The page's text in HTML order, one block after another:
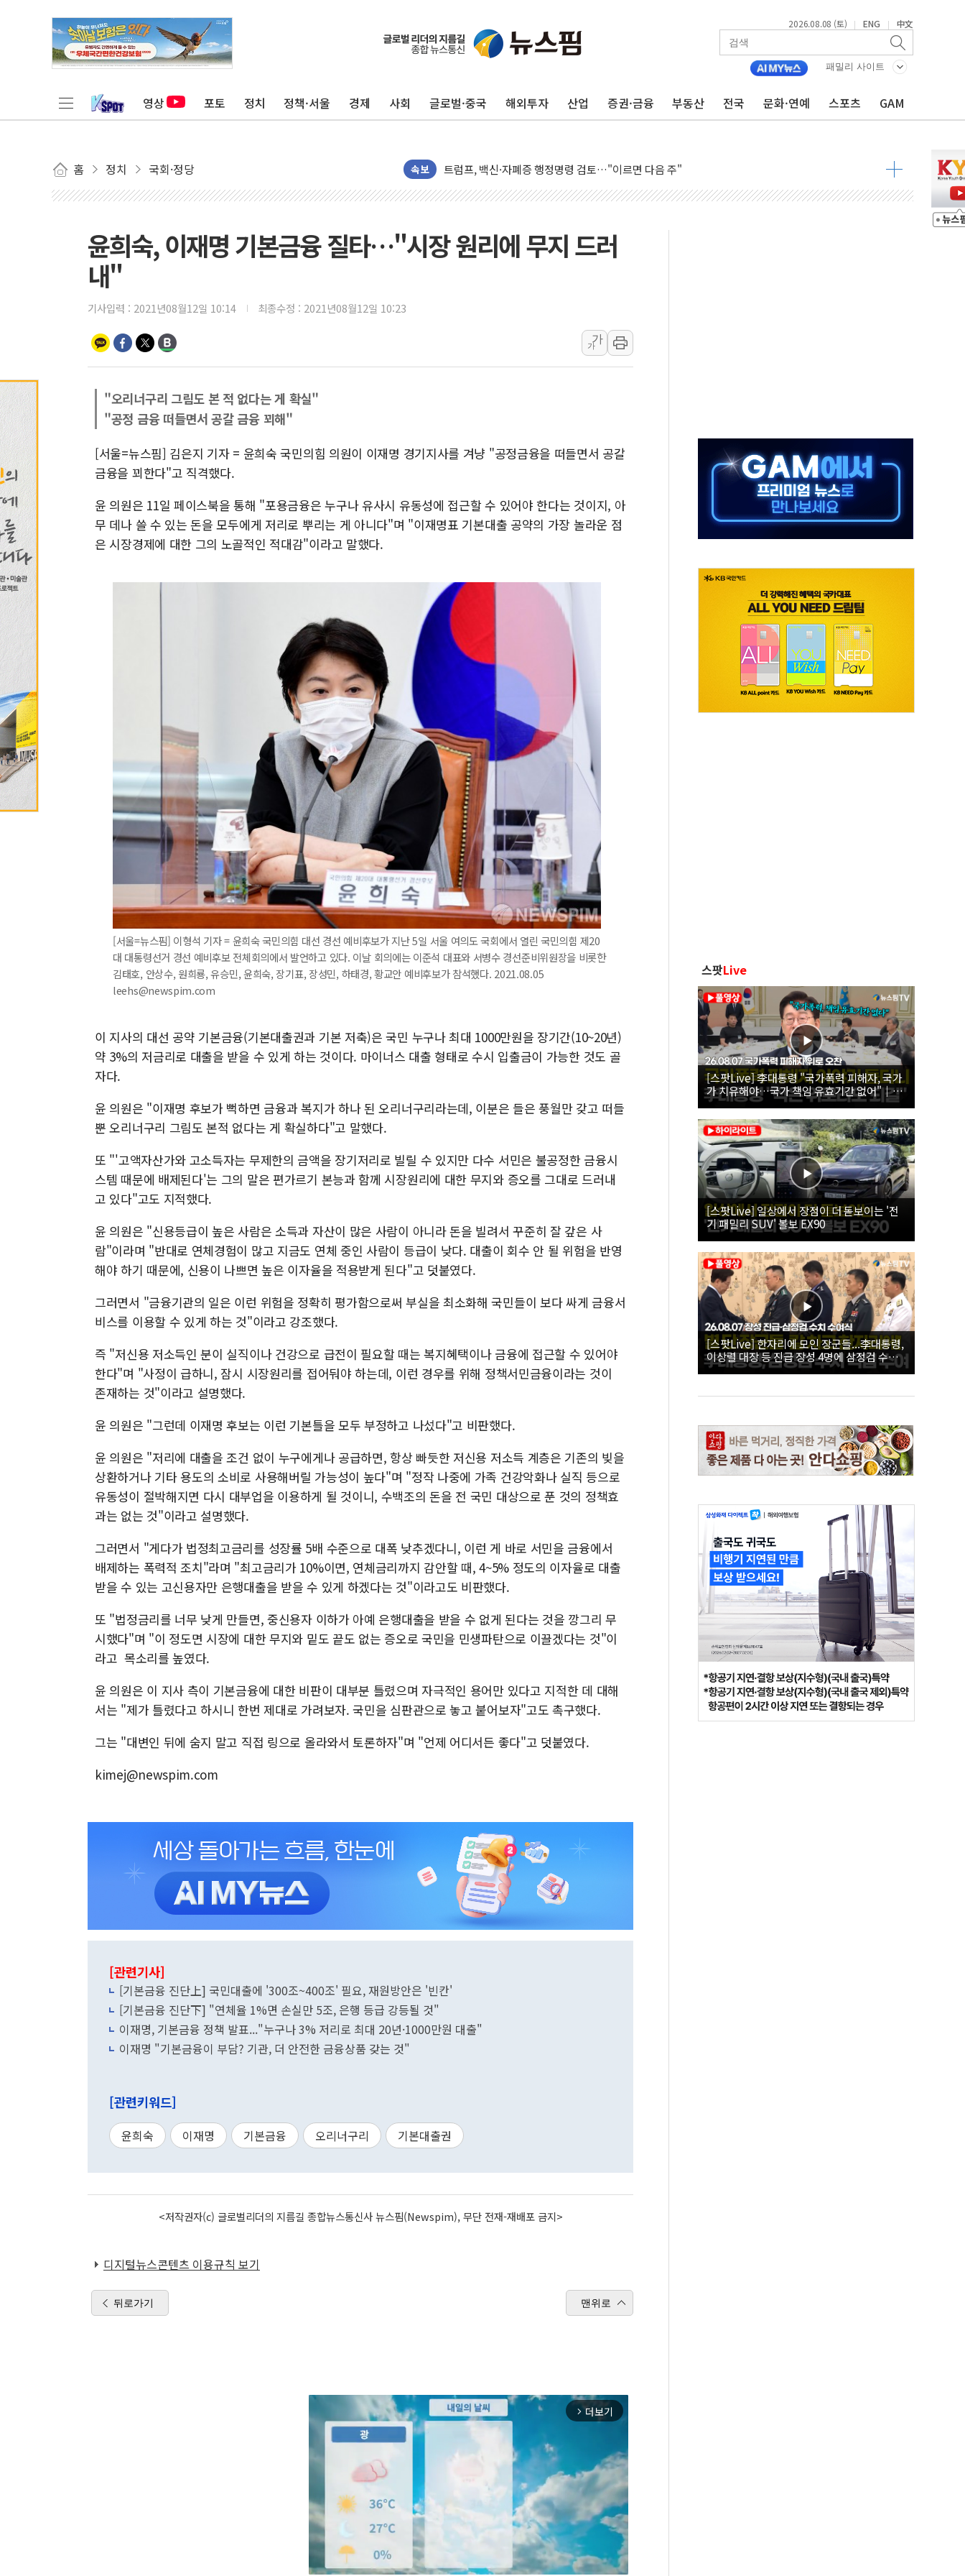
2026.08.08 (토) | ENG | 中文
패밀리 사이트
영상 포토 정치 정책·서울 경제 사회 글로벌·중국 해외투자 산업 증권·금융 부동산 전국 문화·연예 스포츠 GAM
홈 정치 국회·정당 속보
미 연준 매파 기세 꺾이나…고용 감소에 9월 동결 전망 우세
[종합] 이슬람 수니파 3국, '공동방위협정' 체결… 이스라엘·이란 위협에 맞설 자체 억지력 강화
美 항소법원, 백악관 무도회장 공사 중단 명령…트럼프 제동
이란 핵심 원유 수출항 '하르그섬', 최근 1주일 이상 '올스톱'… 美 해상봉쇄 영향
[AI MY 뉴스] 뉴욕 반도체주 프리뷰...美 고용 쇼크에 반도체주 '활짝'
뉴욕증시 프리뷰, 美 고용 쇼크에 금리 인상 우려 후퇴…나스닥 선물 1%대 상승
보훈부, 미 DPAA와 MOU… "6·25 미군 실종자 7359명 끝까지 찾겠다"
트럼프 "금리 내려야"…파월 때와 달리 워시엔 톤 낮춰
트럼프, 中 겨냥 폴리실리콘 관세 15% 부과…美 태양광주 급등
남동발전, 해남군에 국내 최대 규모 400MW 태양광 착공…여의도 1.6배 규모
윤희숙, 이재명 기본금융 질타…"시장 원리에 무지 드러
내"
기사입력 : 2021년08월12일 10:14 최종수정 : 2021년08월12일 10:23
가
가
"오리너구리 그림도 본 적 없다는 게 확실"
"공정 금융 떠들면서 공갈 금융 꾀해"
[서울=뉴스핌] 김은지 기자 = 윤희숙 국민의힘 의원이 이재명 경기지사를 겨냥 "공정금융을 떠들면서 공갈
금융을 꾀한다"고 직격했다.
윤 의원은 11일 페이스북을 통해 "포용금융은 누구나 유사시 유동성에 접근할 수 있어야 한다는 것이지, 아
무 데나 쓸 수 있는 돈을 모두에게 저리로 뿌리는 게 아니다"며 "이재명표 기본대출 공약의 가장 놀라운 점
은 시장경제에 대한 그의 노골적인 적대감"이라고 말했다.
[서울=뉴스핌] 이형석 기자 = 윤희숙 국민의힘 대선 경선 예비후보가 지난 5일 서울 여의도 국회에서 열린 국민의힘 제20
대 대통령선거 경선 예비후보 전체회의에서 발언하고 있다. 이날 회의에는 이준석 대표와 서병수 경선준비위원장을 비롯한
김태호, 안상수, 원희룡, 유승민, 윤희숙, 장기표, 장성민, 하태경, 황교안 예비후보가 참석했다. 2021.08.05
leehs@newspim.com
이 지사의 대선 공약 기본금융(기본대출권과 기본 저축)은 국민 누구나 최대 1000만원을 장기간(10~20년)
약 3%의 저금리로 대출을 받을 수 있게 하는 것이다. 마이너스 대출 형태로 수시 입출금이 가능한 것도 골
자다.
윤 의원은 "이재명 후보가 뻑하면 금융과 복지가 하나 된 오리너구리라는데, 이분은 들은 풍월만 갖고 떠들
뿐 오리너구리 그림도 본적 없다는 게 확실하다"고 말했다.
또 "'고액자산가와 고소득자는 무제한의 금액을 장기저리로 빌릴 수 있지만 다수 서민은 불공정한 금융시
스템 때문에 배제된다'는 그의 말은 편가르기 본능과 함께 시장원리에 대한 무지와 증오를 그대로 드러내
고 있다"고도 지적했다.
윤 의원은 "신용등급이 높은 사람은 소득과 자산이 많은 사람이 아니라 돈을 빌려서 꾸준히 잘 갚은 사
람"이라며 "반대로 연체경험이 많고 지금도 연체 중인 사람이 등급이 낮다. 대출이 회수 안 될 위험을 반영
해야 하기 때문에, 신용이 나쁘면 높은 이자율을 적용받게 된다"고 덧붙였다.
그러면서 "금융기관의 일은 이런 위험을 정확히 평가함으로써 부실을 최소화해 국민들이 보다 싸게 금융서
비스를 이용할 수 있게 하는 것"이라고 강조했다.
즉 "저신용 저소득인 분이 실직이나 건강으로 급전이 필요할 때는 복지혜택이나 금융에 접근할 수 있어야
한다"며 "사정이 급하니, 잠시 시장원리를 접어둬야 하는데, 이런 경우를 위해 정책서민금융이라는 것이
존재하는 것"이라고 설명했다.
윤 의원은 "그런데 이재명 후보는 이런 기본틀을 모두 부정하고 나섰다"고 비판했다.
윤 의원은 "저리에 대출을 조건 없이 누구에게나 공급하면, 항상 빠듯한 저신용 저소득 계층은 기존의 빚을
상환하거나 기타 용도의 소비로 사용해버릴 가능성이 높다"며 "정작 나중에 가족 건강악화나 실직 등으로
유동성이 절박해지면 다시 대부업을 이용하게 될 것이니, 수백조의 돈을 전 국민 대상으로 푼 것의 정책효
과는 없는 것"이라고 설명했다.
그러면서 "게다가 법정최고금리를 성장률 5배 수준으로 대폭 낮추겠다니, 이런 게 바로 서민을 금융에서
배제하는 폭력적 조치"라며 "최고금리가 10%이면, 연체금리까지 감안할 때, 4~5% 정도의 이자율로 대출
받을 수 있는 고신용자만 은행대출을 받을 수 있게 하겠다는 것"이라고도 비판했다.
또 "법정금리를 너무 낮게 만들면, 중신용자 이하가 아예 은행대출을 받을 수 없게 된다는 것을 깡그리 무
시했다"며 "이 정도면 시장에 대한 무지와 밑도 끝도 없는 증오로 국민을 민생파탄으로 이끌겠다는 것"이
라고 목소리를 높였다.
윤 의원은 이 지사 측이 기본금융에 대한 비판이 대부분 틀렸으며 자극적인 용어만 있다고 지적한 데 대해
서는 "제가 틀렸다고 하시니 한번 제대로 가려보자. 국민을 심판관으로 놓고 붙어보자"고도 촉구했다.
그는 "대변인 뒤에 숨지 말고 직접 링으로 올라와서 토론하자"며 "언제 어디서든 좋다"고 덧붙였다.
kimej@newspim.com
[관련기사]
[기본금융 진단上] 국민대출에 '300조~400조' 필요, 재원방안은 '빈칸'
[기본금융 진단下] "연체율 1%면 손실만 5조, 은행 등급 강등될 것"
이재명, 기본금융 정책 발표..."누구나 3% 저리로 최대 20년·1000만원 대출"
이재명 "기본금융이 부담? 기관, 더 안전한 금융상품 갖는 것"
[관련키워드]
윤희숙 이재명 기본금융 오리너구리 기본대출권
<저작권자(c) 글로벌리더의 지름길 종합뉴스통신사 뉴스핌(Newspim), 무단 전재-재배포 금지>
디지털뉴스콘텐츠 이용규칙 보기
뒤로가기 맨위로
arrow_forward_ios 더보기
스팟Live
[스팟Live] 李대통령 "국가폭력 피해자, 국가
가 치유해야…국가 책임 유효기간 없어"｜
26.08.07 국가폭력 피해자 위로 오찬
[스팟Live] 일상에서 장점이 더 돋보이는 '전
기 패밀리 SUV' 볼보 EX90
[스팟Live] 한자리에 모인 장군들...李대통령,
이상렬 대장 등 진급 장성 4명에 삼정검 수치
직접 수여｜26.08.07 장성 진급·삼정검 수치